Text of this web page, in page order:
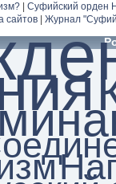
Суфийский орден
сайтов| Журнал